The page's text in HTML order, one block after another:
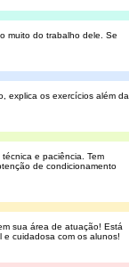
muito do trabalho dele. Se
explica os exercícios além da
e paciência. Tem
de condicionamento
sua área de atuação! Está
e cuidadosa com os alunos!